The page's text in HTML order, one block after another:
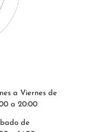
a Viernes de
a 20:00
de